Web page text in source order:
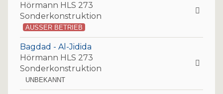
Hörmann HLS 273
Sonderkonstruktion
AUSSER BETRIEB
Bagdad - Al-Jidida
Hörmann HLS 273
Sonderkonstruktion
UNBEKANNT